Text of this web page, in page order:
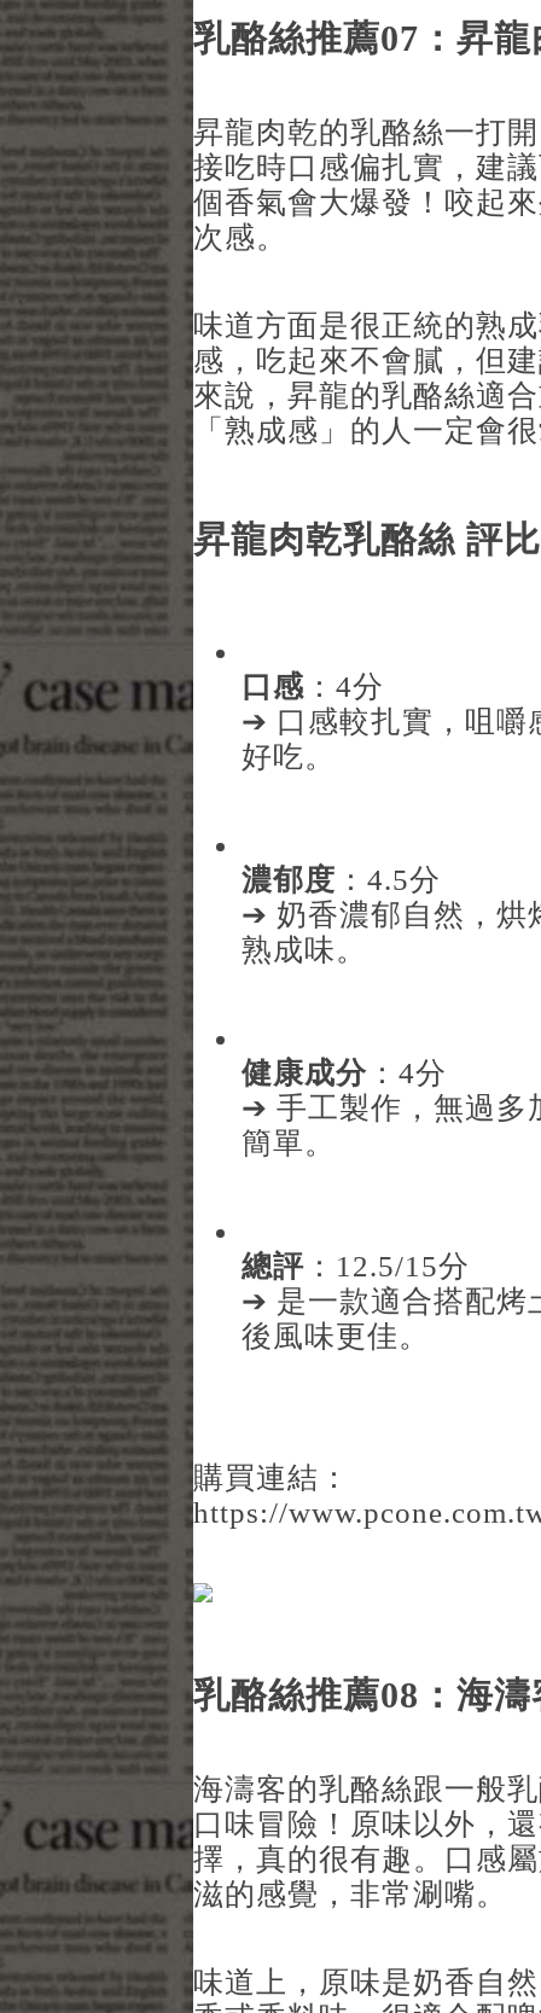
乳酪絲推薦07：昇
昇龍肉乾的乳酪絲一打
接吃時口感偏扎實，建
個香氣會大爆發！咬起
次感。
味道方面是很正統的熟
感，吃起來不會膩，但
來說，昇龍的乳酪絲適
「熟成感」的人一定會
昇龍肉乾乳酪絲 評比
口感 ：4分
➔ 口感較扎實，咀嚼
好吃。
濃郁度 ：4.5分
➔ 奶香濃郁自然，烘
熟成味。
健康成分 ：4分
➔ 手工製作，無過多
簡單。
總評 ：12.5/15分
➔ 是一款適合搭配烤
後風味更佳。
購買連結：
https://
乳酪絲推薦08：海
海濤客的乳酪絲跟一般
口味冒險！原味以外，
擇，真的很有趣。口感
滋的感覺，非常涮嘴。
味道上，原味是奶香自